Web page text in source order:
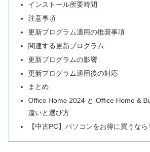
インストール所要時間
注意事項
更新プログラム適用の推奨事項
関連する更新プログラム
更新プログラムの影響
更新プログラム適用後の対応
まとめ
Office Home 2024 と Office Home &
違いと選び方
【中古PC】パソコンをお得に買うな